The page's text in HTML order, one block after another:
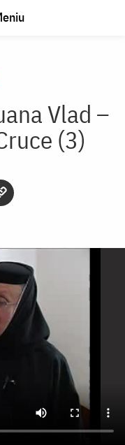
Vlad –
(3)